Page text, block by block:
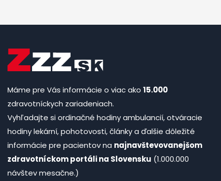
Máme pre Vás informácie o viac ako 15.000
zdravotníckych zariadeniach.
Vyhľadajte si ordinačné hodiny ambulancií, otváracie
hodiny lekární, pohotovosti, články a ďalšie dôležité
informácie pre pacientov na najnavštevovanejšom
zdravotníckom portáli na Slovensku (1.000.000
návštev mesačne.)